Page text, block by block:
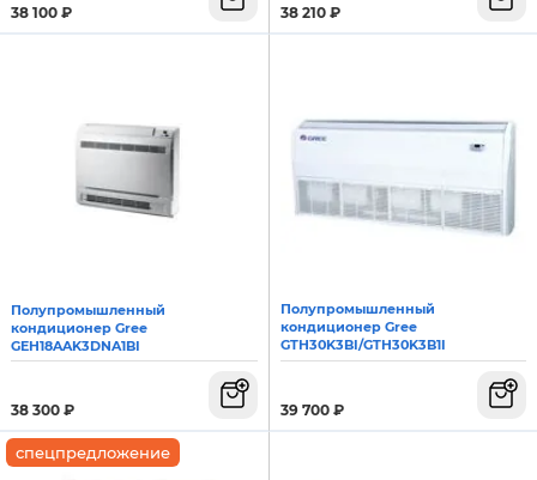
38 100 ₽ 38 210 ₽
Полупромышленный
кондиционер Gree
GEH18AAK3DNA1BI
38 300 ₽
Полупромышленный
кондиционер Gree
GTH30K3BI/GTH30K3B1I
39 700 ₽
спецпредложение